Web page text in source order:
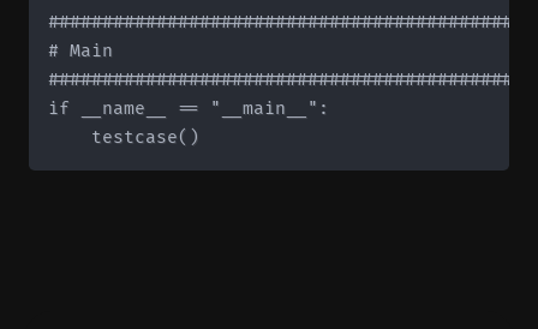
# Main
if __name__ == "__main__":